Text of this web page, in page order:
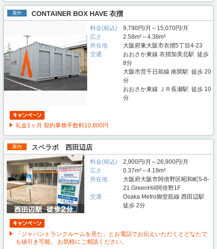
屋外 CONTAINER BOX HAVE 衣摺
料金(税込)
9,790円/月～15,070円/月
広さ
2.58m²～4.38m²
所在地
大阪府東大阪市衣摺5丁目4-23
交通
おおさか東線 衣摺加美北駅 徒歩
8分
大阪市営千日前線 南巽駅 徒歩 20
分
おおさか東線 ＪＲ長瀬駅 徒歩 10
分
礼金1ヶ月 契約事務手数料10,800円
屋内 スペラボ 西田辺店
料金(税込)
2,900円/月～26,900円/月
広さ
0.37m²～4.19m²
所在地
大阪府大阪市阿倍野区昭和町5-8-
21 GreenHill阿倍野1F
交通
Osaka Metro御堂筋線 西田辺駅
徒歩 2分
「ジャパントランクルームを見た」とお電話でお伝えいただくとどなたで
も値引き可能。 お気軽にご相談ください。